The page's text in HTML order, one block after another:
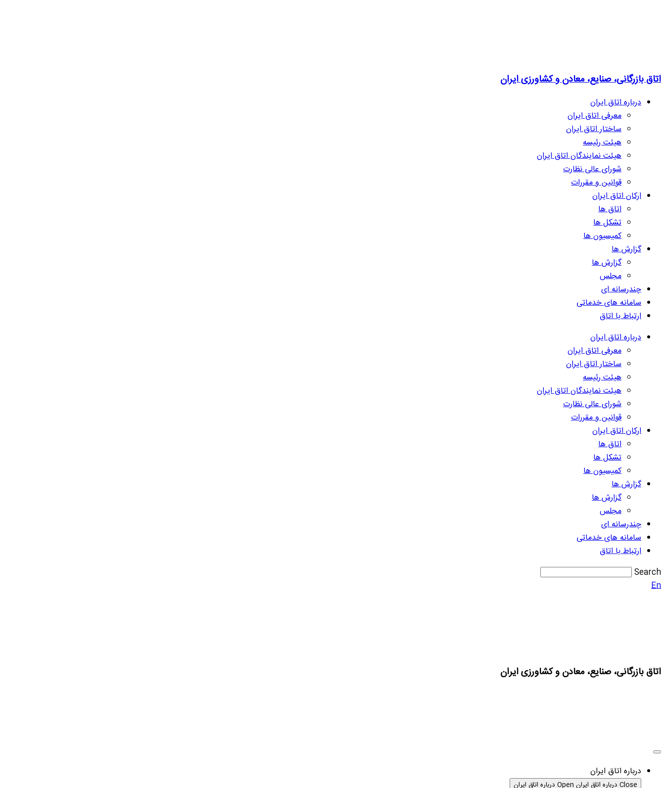
اتاق بازرگانی، صنایع، معادن و کشاورزی ایران
درباره اتاق ایران
معرفی اتاق ایران
ساختار اتاق ایران
هیئت رئیسه
هیئت نمایندگان اتاق ایران
شورای عالی نظارت
قوانین و مقررات
ارکان اتاق ایران
اتاق ها
تشکل ها
کمیسیون ها
گزارش ها
گزارش ها
مجلس
چندرسانه ای
سامانه های خدماتی
ارتباط با اتاق
درباره اتاق ایران
معرفی اتاق ایران
ساختار اتاق ایران
هیئت رئیسه
هیئت نمایندگان اتاق ایران
شورای عالی نظارت
قوانین و مقررات
ارکان اتاق ایران
اتاق ها
تشکل ها
کمیسیون ها
گزارش ها
گزارش ها
مجلس
چندرسانه ای
سامانه های خدماتی
ارتباط با اتاق
Search
En
اتاق بازرگانی، صنایع، معادن و کشاورزی ایران
درباره اتاق ایران
Close درباره اتاق ایران Open درباره اتاق ایران